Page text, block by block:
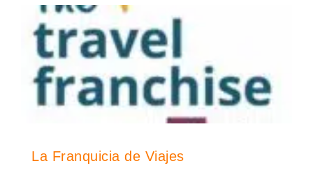
La Franquicia de Viajes